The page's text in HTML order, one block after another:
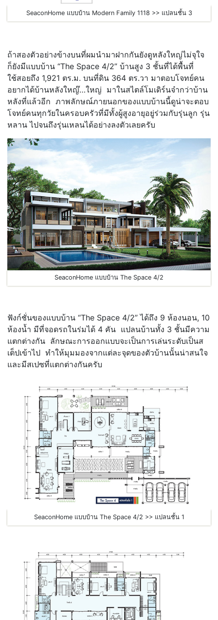
SeaconHome แบบบ้าน Modern Family 1118 >> แปลนชั้น 3
ถ้าสองตัวอย่างข้างบนที่ผมนำมาฝากกันยังดูหลังใหญ่ไม่จุใจ
ก็ยังมีแบบบ้าน “The Space 4/2” บ้านสูง 3 ชั้นที่ได้พื้นที่
ใช้สอยถึง 1,921 ตร.ม. บนที่ดิน 364 ตร.วา มาตอบโจทย์คน
อยากได้บ้านหลังใหญ๊…ใหญ่ มาในสไตล์โมเดิร์นจ๋ากว่าบ้าน
หลังที่แล้วอีก ภาพลักษณ์ภายนอกของแบบบ้านนี้ดูน่าจะตอบ
โจทย์คนทุกวัยในครอบครัวที่มีทั้งผู้สูงอายุอยู่ร่วมกับรุ่นลูก รุ่น
หลาน ไปจนถึงรุ่นเหลนได้อย่างลงตัวเลยครับ
SeaconHome แบบบ้าน The Space 4/2
ฟังก์ชั่นของแบบบ้าน “The Space 4/2” ได้ถึง 9 ห้องนอน, 10
ห้องน้ำ มีที่จอดรถในร่มได้ 4 คัน แปลนบ้านทั้ง 3 ชั้นมีความ
แตกต่างกัน ลักษณะการออกแบบจะเป็นการเล่นระดับเป็นส
เต็ปเข้าไป ทำให้มุมมองจากแต่ละจุดของตัวบ้านนั้นน่าสนใจ
และมีสเปซที่แตกต่างกันครับ
SeaconHome แบบบ้าน The Space 4/2 >> แปลนชั้น 1